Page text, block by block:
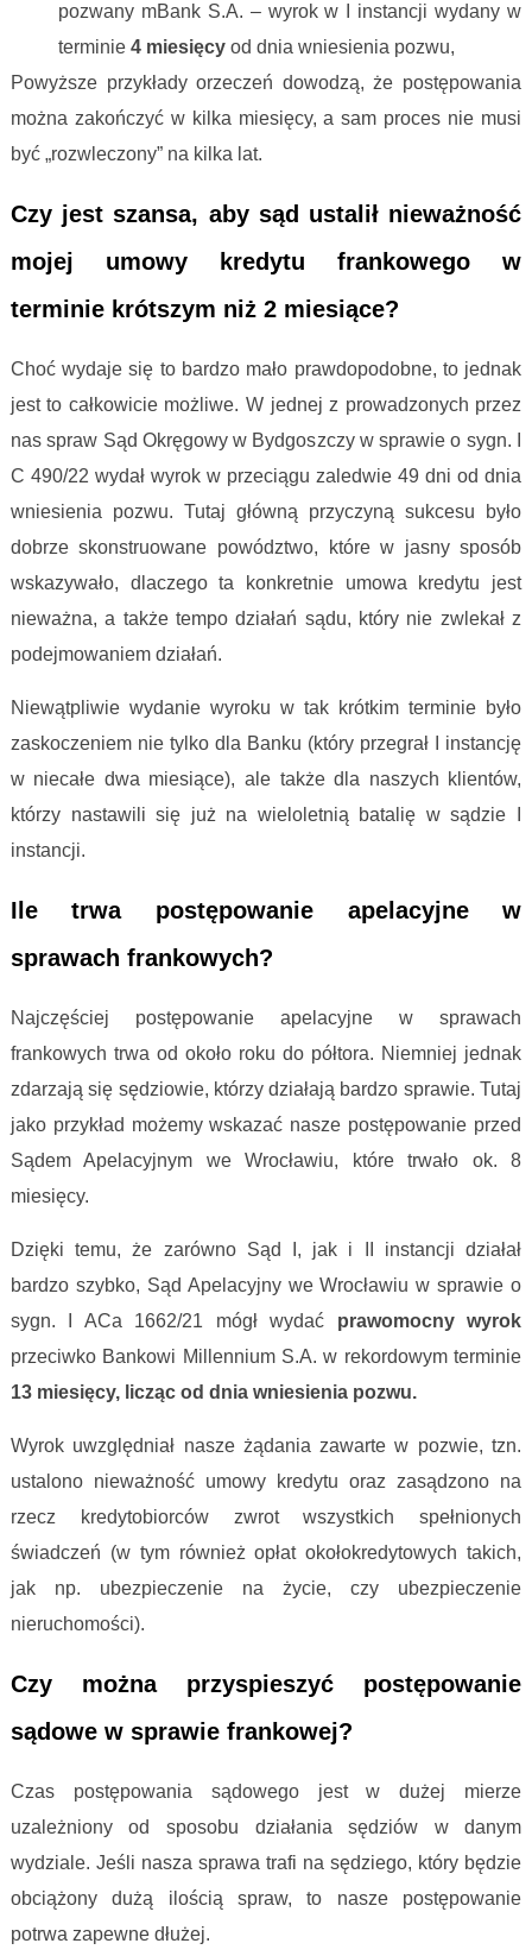
pozwany mBank S.A. – wyrok w I instancji wydany w
terminie 4 miesięcyod dnia wniesienia pozwu,
Powyższe przykłady orzeczeń dowodzą, że postępowania
można zakończyć w kilka miesięcy, a sam proces nie musi
być „rozwleczony” na kilka lat.
Czy jest szansa, aby sąd ustalił nieważność
mojej umowy kredytu frankowego w
terminie krótszym niż 2 miesiące?
Choć wydaje się to bardzo mało prawdopodobne, to jednak
jest to całkowicie możliwe. W jednej z prowadzonych przez
nas spraw Sąd Okręgowy w Bydgoszczy w sprawie o sygn. I
C 490/22 wydał wyrok w przeciągu zaledwie 49 dni od dnia
wniesienia pozwu. Tutaj główną przyczyną sukcesu było
dobrze skonstruowane powództwo, które w jasny sposób
wskazywało, dlaczego ta konkretnie umowa kredytu jest
nieważna, a także tempo działań sądu, który nie zwlekał z
podejmowaniem działań.
Niewątpliwie wydanie wyroku w tak krótkim terminie było
zaskoczeniem nie tylko dla Banku (który przegrał I instancję
w niecałe dwa miesiące), ale także dla naszych klientów,
którzy nastawili się już na wieloletnią batalię w sądzie I
instancji.
Ile trwa postępowanie apelacyjne w
sprawach frankowych?
Najczęściej postępowanie apelacyjne w sprawach
frankowych trwa od około roku do półtora. Niemniej jednak
zdarzają się sędziowie, którzy działają bardzo sprawie. Tutaj
jako przykład możemy wskazać nasze postępowanie przed
Sądem Apelacyjnym we Wrocławiu, które trwało ok. 8
miesięcy.
Dzięki temu, że zarówno Sąd I, jak i II instancji działał
bardzo szybko, Sąd Apelacyjny we Wrocławiu w sprawie o
sygn. I ACa 1662/21 mógł wydać prawomocny wyrok
przeciwko Bankowi Millennium S.A. w rekordowym terminie
13 miesięcy, licząc od dnia wniesienia pozwu.
Wyrok uwzględniał nasze żądania zawarte w pozwie, tzn.
ustalono nieważność umowy kredytu oraz zasądzono na
rzecz kredytobiorców zwrot wszystkich spełnionych
świadczeń (w tym również opłat okołokredytowych takich,
jak np. ubezpieczenie na życie, czy ubezpieczenie
nieruchomości).
Czy można przyspieszyć postępowanie
sądowe w sprawie frankowej?
Czas postępowania sądowego jest w dużej mierze
uzależniony od sposobu działania sędziów w danym
wydziale. Jeśli nasza sprawa trafi na sędziego, który będzie
obciążony dużą ilością spraw, to nasze postępowanie
potrwa zapewne dłużej.